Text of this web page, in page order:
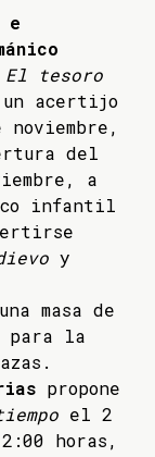
e
El tesoro
acertijo
del
a
infantil
y
masa de
para la
propone
el 2
horas,